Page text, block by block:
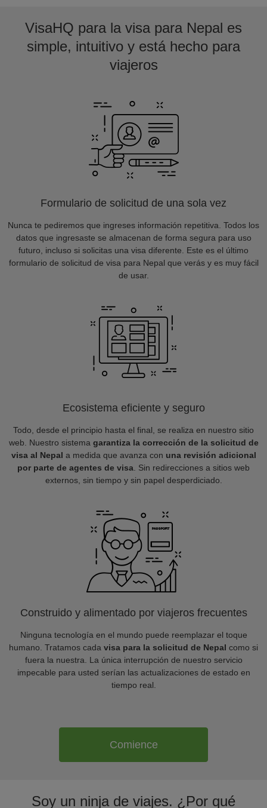
VisaHQ para la visa para Nepal es
simple, intuitivo y está hecho para
viajeros
Formulario de solicitud de una sola vez
Nunca te pediremos que ingreses información repetitiva. Todos los
datos que ingresaste se almacenan de forma segura para uso
futuro, incluso si solicitas una visa diferente. Este es el último
formulario de solicitud de visa para Nepal que verás y es muy fácil
de usar.
Ecosistema eficiente y seguro
Todo, desde el principio hasta el final, se realiza en nuestro sitio
web. Nuestro sistema garantiza la corrección de la solicitud de
visa al Nepal a medida que avanza con una revisión adicional
por parte de agentes de visa . Sin redirecciones a sitios web
externos, sin tiempo y sin papel desperdiciado.
Construido y alimentado por viajeros frecuentes
Ninguna tecnología en el mundo puede reemplazar el toque
humano. Tratamos cada visa para la solicitud de Nepal como si
fuera la nuestra. La única interrupción de nuestro servicio
impecable para usted serían las actualizaciones de estado en
tiempo real.
Comience
Soy un ninja de viajes. ¿Por qué